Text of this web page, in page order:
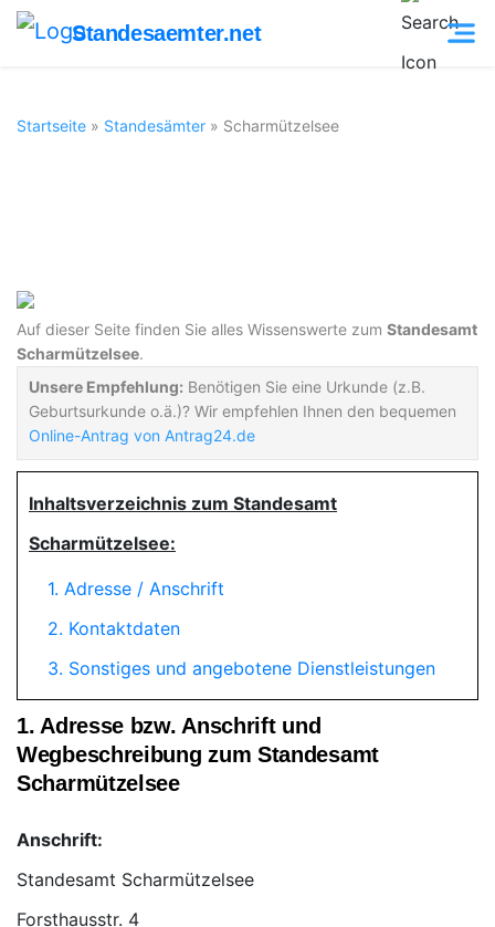
Standesaemter.net
Startseite » Standesämter » Scharmützelsee
Auf dieser Seite finden Sie alles Wissenswerte zum Standesamt
Scharmützelsee.
Unsere Empfehlung: Benötigen Sie eine Urkunde (z.B.
Geburtsurkunde o.ä.)? Wir empfehlen Ihnen den bequemen
Online-Antrag von Antrag24.de
Inhaltsverzeichnis zum Standesamt
Scharmützelsee:
1. Adresse / Anschrift
2. Kontaktdaten
3. Sonstiges und angebotene Dienstleistungen
1. Adresse bzw. Anschrift und
Wegbeschreibung zum Standesamt
Scharmützelsee
Anschrift:
Standesamt Scharmützelsee